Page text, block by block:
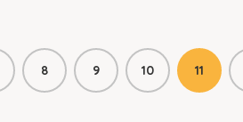
8 9 10 11